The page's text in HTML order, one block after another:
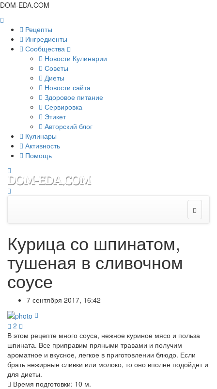
DOM-EDA.COM
Рецепты
Ингредиенты
Сообщества
Новости Кулинарии
Советы
Диеты
Новости сайта
Здоровое питание
Сервировка
Этикет
Авторский блог
Кулинары
Активность
Помощь
Курица со шпинатом,
тушеная в сливочном
соусе
7 сентября 2017, 16:42
2
В этом рецепте много соуса, нежное куриное мясо и польза
шпината. Все приправим пряными травами и получим
ароматное и вкусное, легкое в приготовлении блюдо. Если
брать нежирные сливки или молоко, то оно вполне подойдет и
для диеты.
Время подготовки: 10 м.